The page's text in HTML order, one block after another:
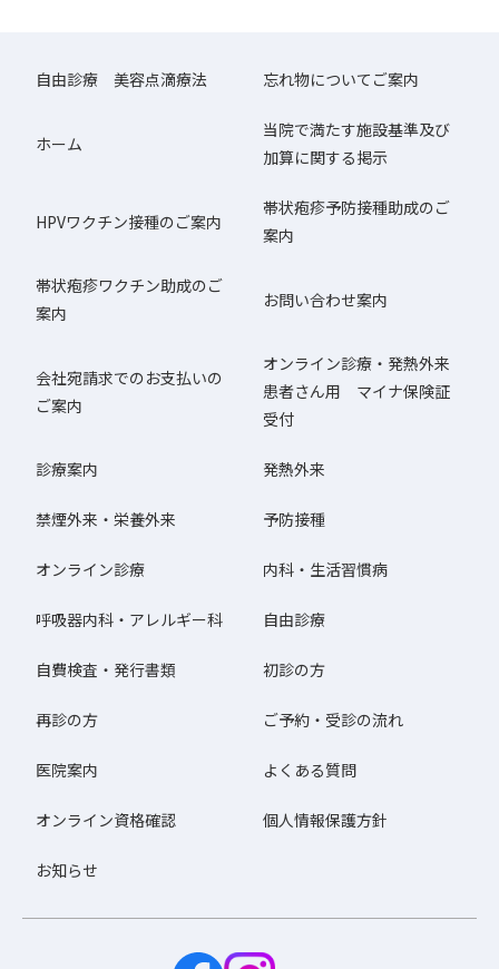
自由診療 美容点滴療法 忘れ物についてご案内
ホーム
当院で満たす施設基準及び
加算に関する掲示
HPVワクチン接種のご案内
帯状疱疹予防接種助成のご
案内
帯状疱疹ワクチン助成のご
案内
お問い合わせ案内
会社宛請求でのお支払いの
ご案内
オンライン診療・発熱外来
患者さん用 マイナ保険証
受付
診療案内 発熱外来
禁煙外来・栄養外来 予防接種
オンライン診療 内科・生活習慣病
呼吸器内科・アレルギー科 自由診療
自費検査・発行書類 初診の方
再診の方 ご予約・受診の流れ
医院案内 よくある質問
オンライン資格確認 個人情報保護方針
お知らせ